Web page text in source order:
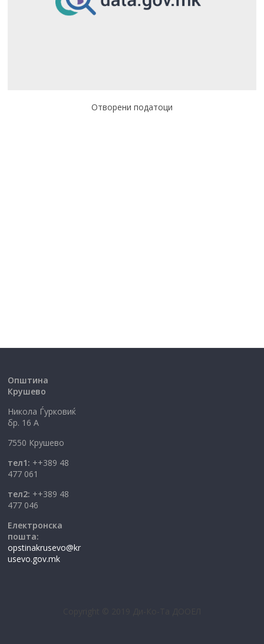
Отворени податоци
Општина
Крушево
Никола Ѓурковиќ
бр. 16 А
7550 Крушево
тел1: ++389 48
477 061
тел2: ++389 48
477 046
Електронска
пошта:
opstinakrusevo@kr
usevo.gov.mk